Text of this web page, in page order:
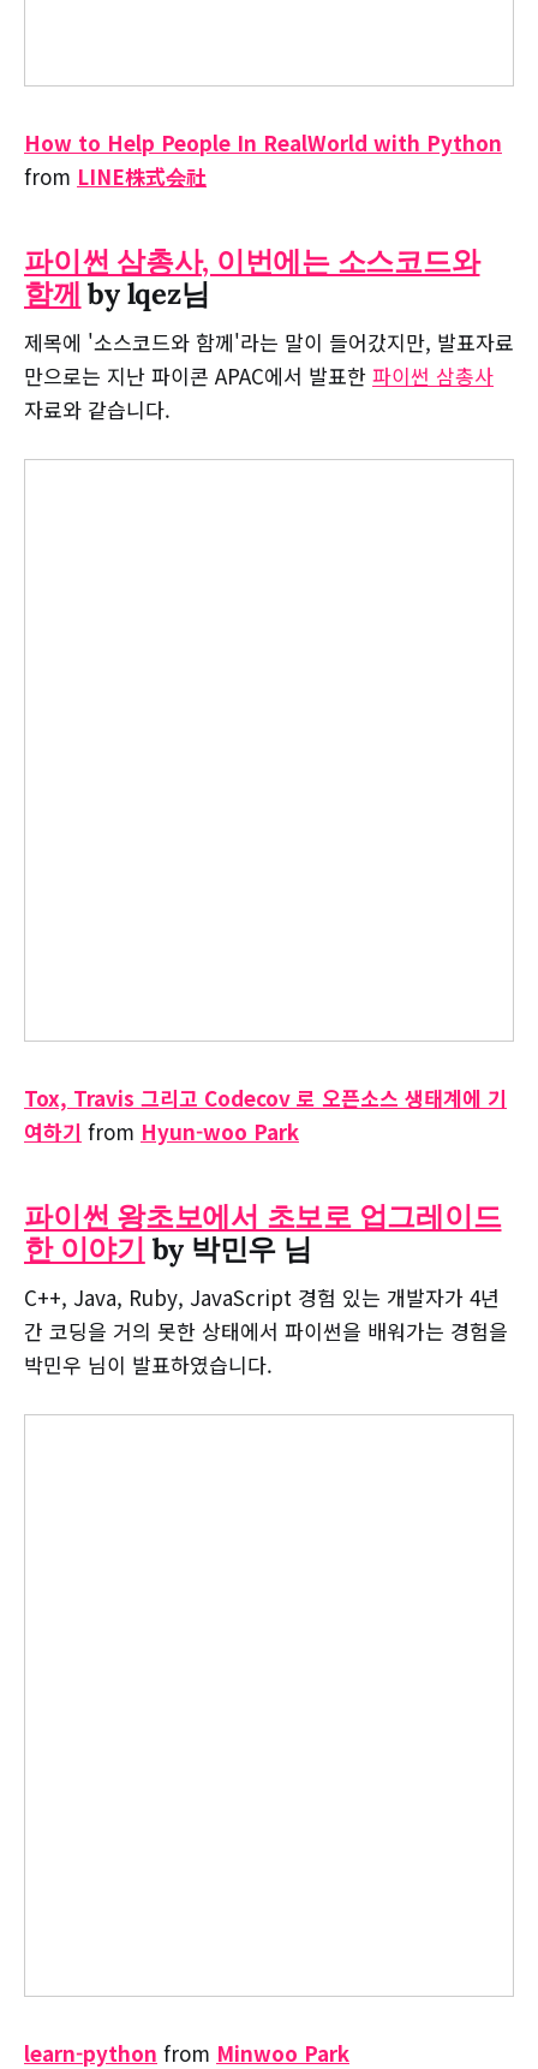
How to Help People In RealWorld with Python
from LINE株式会社
파이썬 삼총사, 이번에는 소스코드와
함께 by lqez님
제목에 '소스코드와 함께'라는 말이 들어갔지만, 발표자료
만으로는 지난 파이콘 APAC에서 발표한 파이썬 삼총사
자료와 같습니다.
Tox, Travis 그리고 Codecov 로 오픈소스 생태계에 기
여하기 from Hyun-woo Park
파이썬 왕초보에서 초보로 업그레이드
한 이야기 by 박민우 님
C++, Java, Ruby, JavaScript 경험 있는 개발자가 4년
간 코딩을 거의 못한 상태에서 파이썬을 배워가는 경험을
박민우 님이 발표하였습니다.
learn-python from Minwoo Park